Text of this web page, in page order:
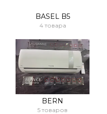
BASEL B5
4 товара
BERN
5 товаров